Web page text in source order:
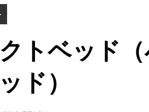
トベッド
ド）